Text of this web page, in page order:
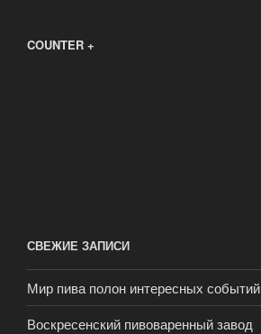
COUNTER +
СВЕЖИЕ ЗАПИСИ
Мир пива полон интересных событий
Воскресенский пивоваренный завод